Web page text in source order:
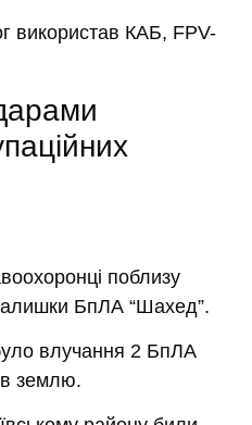
використав КАБ, FPV-
поблизу
БпЛА “Шахед”.
влучання 2 БпЛА
в землю.